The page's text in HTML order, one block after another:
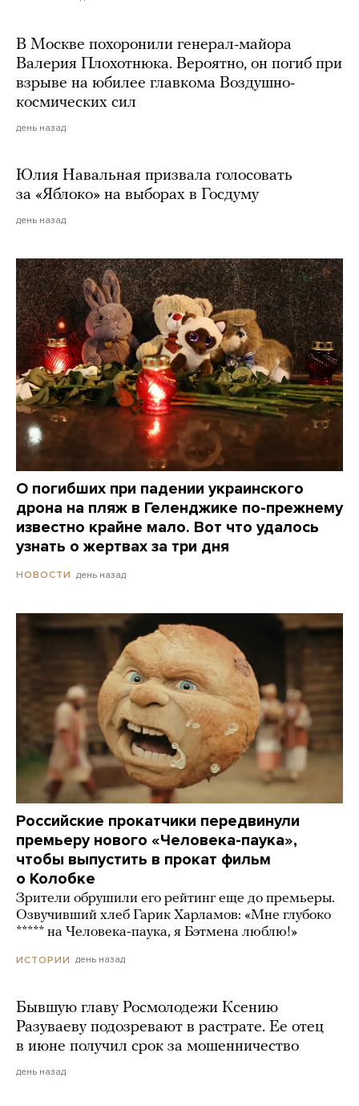
В Москве похоронили генерал-майора
Валерия Плохотнюка. Вероятно, он погиб при
взрыве на юбилее главкома Воздушно-
космических сил
день назад
Юлия Навальная призвала голосовать
за «Яблоко» на выборах в Госдуму
день назад
О погибших при падении украинского
дрона на пляж в Геленджике по-прежнему
известно крайне мало. Вот что удалось
узнать о жертвах за три дня
НОВОСТИ день назад
Российские прокатчики передвинули
премьеру нового «Человека-паука»,
чтобы выпустить в прокат фильм
о Колобке
Зрители обрушили его рейтинг еще до премьеры.
Озвучивший хлеб Гарик Харламов: «Мне глубоко
***** на Человека-паука, я Бэтмена люблю!»
ИСТОРИИ день назад
Бывшую главу Росмолодежи Ксению
Разуваеву подозревают в растрате. Ее отец
в июне получил срок за мошенничество
день назад